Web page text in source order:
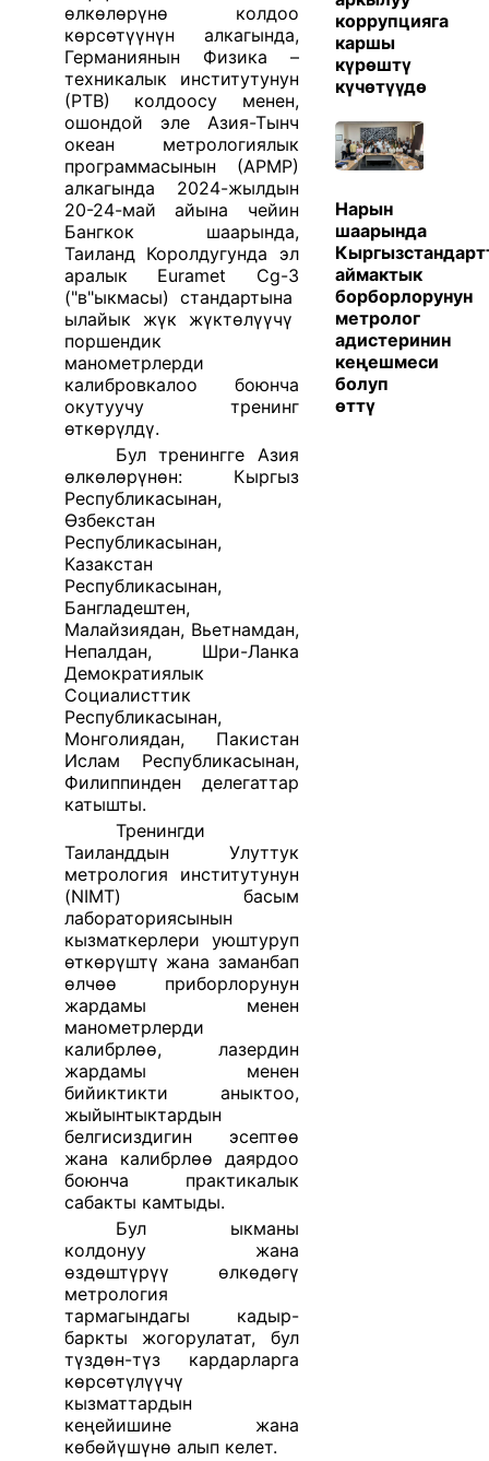
өлкөлөрүнө колдоо
көрсөтүүнүн алкагында,
Германиянын Физика –
техникалык институтунун
(РТВ) колдоосу менен,
ошондой эле Азия-Тынч
океан метрологиялык
программасынын (АРМР)
алкагында 2024-жылдын
20-24-май айына чейин
Бангкок шаарында,
Таиланд Королдугунда эл
аралык Euramet Cg-3
("в"ыкмасы) стандартына
ылайык жүк жүктөлүүчү
поршендик
манометрлерди
калибровкалоо боюнча
окутуучу тренинг
өткөрүлдү.
Бул тренингге Азия
өлкөлөрүнөн: Кыргыз
Республикасынан,
Өзбекстан
Республикасынан,
Казакстан
Республикасынан,
Бангладештен,
Малайзиядан, Вьетнамдан,
Непалдан, Шри-Ланка
Демократиялык
Социалисттик
Республикасынан,
Монголиядан, Пакистан
Ислам Республикасынан,
Филиппинден делегаттар
катышты.
Тренингди
Таиланддын Улуттук
метрология институтунун
(NIMT) басым
лабораториясынын
кызматкерлери уюштуруп
өткөрүштү жана заманбап
өлчөө приборлорунун
жардамы менен
манометрлерди
калибрлөө, лазердин
жардамы менен
бийиктикти аныктоо,
жыйынтыктардын
белгисиздигин эсептөө
жана калибрлөө даярдоо
боюнча практикалык
сабакты камтыды.
Бул ыкманы
колдонуу жана
өздөштүрүү өлкөдөгү
метрология
тармагындагы кадыр-
баркты жогорулатат, бул
түздөн-түз кардарларга
көрсөтүлүүчү
кызматтардын
кеңейишине жана
көбөйүшүнө алып келет.
коррупцияга
каршы
күрөштү
күчөтүүдө
Нарын
шаарында
аймактык
борборлорунун
метролог
адистеринин
кеңешмеси
болуп
өттү